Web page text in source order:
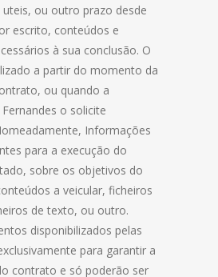
uteis, ou outro prazo desde
escrito, conteúdos e
à sua conclusão. O
a partir do momento da
ou quando a
Fernandes o solicite
Informações
para a execução do
sobre os objetivos do
a veicular, ficheiros
de texto, ou outro.
disponibilizados pelas
para garantir a
contrato e só poderão ser